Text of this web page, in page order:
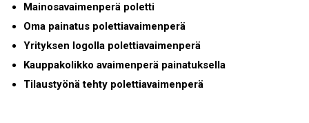
Mainosavaimenperä poletti
Oma painatus polettiavaimenperä
Yrityksen logolla polettiavaimenperä
Kauppakolikko avaimenperä painatuksella
Tilaustyönä tehty polettiavaimenperä